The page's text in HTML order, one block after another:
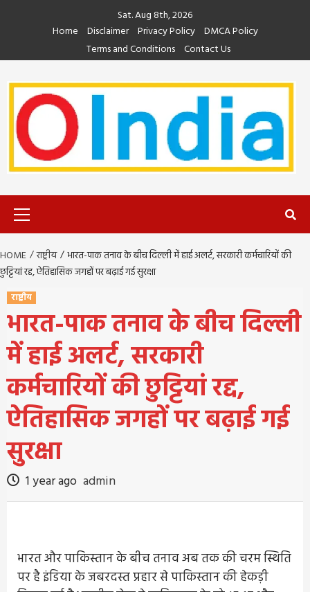
Sat. Aug 8th, 2026
Home
Disclaimer Privacy Policy DMCA Policy
Terms and Conditions Contact Us
HOME राष्ट्रीय
भारत-पाक तनाव के बीच दिल्ली में हाई अलर्ट, सरकारी कर्मचारियों की
छुट्टियां रद्द, ऐतिहासिक जगहों पर बढ़ाई गई सुरक्षा
राष्ट्रीय
भारत-पाक तनाव के बीच दिल्ली
में हाई अलर्ट, सरकारी
कर्मचारियों की छुट्टियां रद्द,
ऐतिहासिक जगहों पर बढ़ाई गई
सुरक्षा
1 year ago admin
भारत और पाकिस्तान के बीच तनाव अब तक की चरम स्थिति
पर है इंडिया के जबरदस्त प्रहार से पाकिस्तान की हेकड़ी